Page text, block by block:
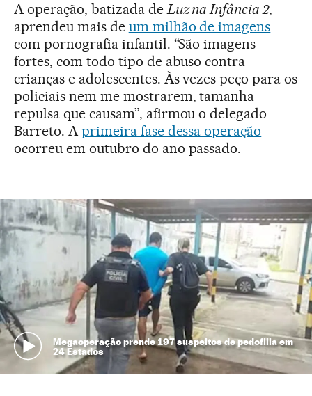
A operação, batizada deLuz na Infância 2,
aprendeu mais de um milhão de imagens
com pornografia infantil. “São imagens
fortes, com todo tipo de abuso contra
crianças e adolescentes. Às vezes peço para os
policiais nem me mostrarem, tamanha
repulsa que causam”, afirmou o delegado
Barreto. Aprimeira fase dessa operação
ocorreu em outubro do ano passado.
Megaoperação prende 197 suspeitos de pedofilia em
24 Estados